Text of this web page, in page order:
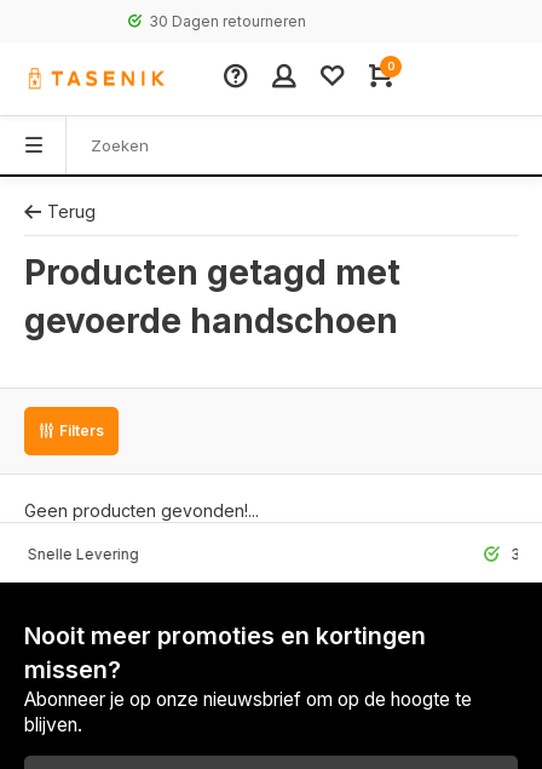
30 Dagen retourneren
0
Terug
Producten getagd met
gevoerde handschoen
Filters
Geen producten gevonden!...
Levering 30 Dagen
Nooit meer promoties en kortingen
missen?
Abonneer je op onze nieuwsbrief om op de hoogte te
blijven.